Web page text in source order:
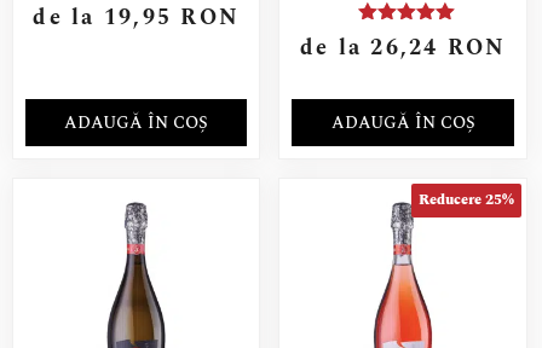
de la 19,95 RON
ADAUGĂ ÎN COȘ
Evaluat la
5.00
de la26,24 RON
ADAUGĂ ÎN COȘ
Reducere 25%